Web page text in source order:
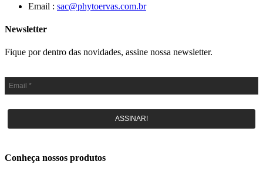
Email : sac@phytoervas.com.br
Newsletter
Fique por dentro das novidades, assine nossa newsletter.
ASSINAR!
Conheça nossos produtos